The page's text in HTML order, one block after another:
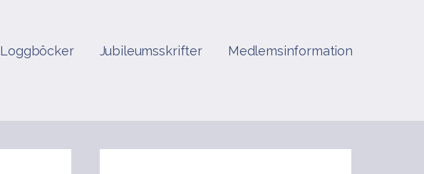
Loggböcker Jubileumsskrifter Medlemsinformation